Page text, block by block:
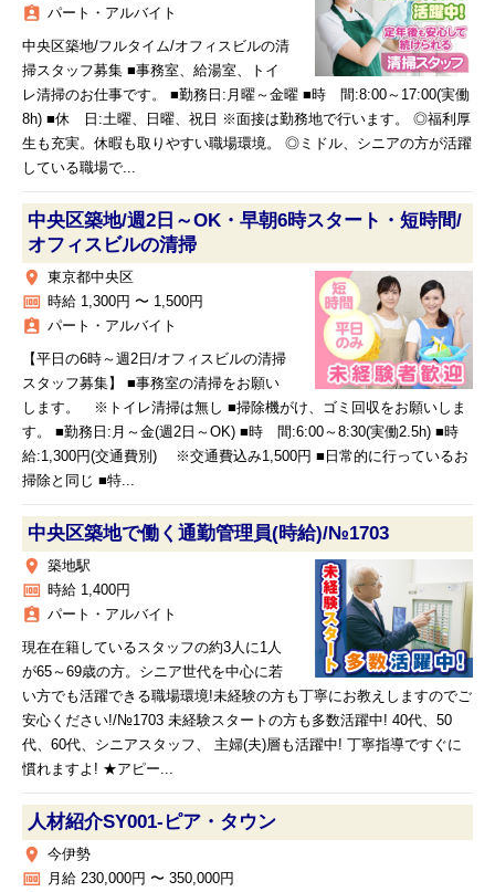
assignment_ind パート・アルバイト
中央区築地/フルタイム/オフィスビルの清
掃スタッフ募集 ■事務室、給湯室、トイ
レ清掃のお仕事です。 ■勤務日:月曜～金曜 ■時 間:8:00～17:00(実働
8h) ■休 日:土曜、日曜、祝日 ※面接は勤務地で行います。 ◎福利厚
生も充実。休暇も取りやすい職場環境。 ◎ミドル、シニアの方が活躍
している職場で...
中央区築地/週2日～OK・早朝6時スタート・短時間/
オフィスビルの清掃
place 東京都中央区
money 時給 1,300円 〜 1,500円
assignment_ind パート・アルバイト
【平日の6時～週2日/オフィスビルの清掃
スタッフ募集】 ■事務室の清掃をお願い
します。 ※トイレ清掃は無し ■掃除機がけ、ゴミ回収をお願いしま
す。 ■勤務日:月～金(週2日～OK) ■時 間:6:00～8:30(実働2.5h) ■時
給:1,300円(交通費別) ※交通費込み1,500円 ■日常的に行っているお
掃除と同じ ■特...
中央区築地で働く通勤管理員(時給)/№1703
place 築地駅
money 時給 1,400円
assignment_ind パート・アルバイト
現在在籍しているスタッフの約3人に1人
が65～69歳の方。シニア世代を中心に若
い方でも活躍できる職場環境!未経験の方も丁寧にお教えしますのでご
安心ください!/№1703 未経験スタートの方も多数活躍中! 40代、50
代、60代、シニアスタッフ、 主婦(夫)層も活躍中! 丁寧指導ですぐに
慣れますよ! ★アピー...
人材紹介SY001‐ピア・タウン
place 今伊勢
money 月給 230,000円 〜 350,000円